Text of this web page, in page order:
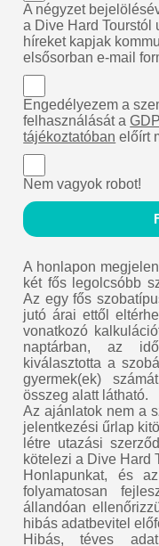
A négyzet
a Dive Hard Tourstól
híreket kapjak
elsősorban e-mail
Engedélyezem a
felhasználását a
tájékoztatóban előírt
Nem vagyok robot!
A honlapon
két fős legolcsóbb
Az egy fős
jutó árai ettől
vonatkozó
naptárban, az
kiválasztotta a
gyermek(ek)
összeg alatt látható.
Az ajánlatok nem a
jelentkezési űrlap
létre utazási
kötelezi a Dive Hard
Honlapunkat, és
folyamatosan
állandóan
hibás adatbevitel
Hibás, téves adat